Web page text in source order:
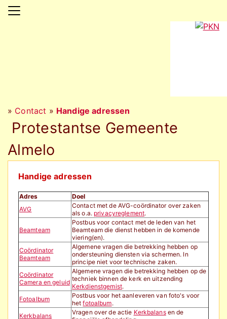
» Contact » Handige adressen
Protestantse Gemeente
Almelo
Handige adressen
Adres
Doel
AVG
Contact met de AVG-coördinator over zaken
als o.a. privacyreglement.
Beamteam
Postbus voor contact met de leden van het
Beamteam die dienst hebben in de komende
viering(en).
Coördinator
Beamteam
Algemene vragen die betrekking hebben op
ondersteuning diensten via schermen. In
principe niet voor technische zaken.
Coördinator
Camera en geluid
Algemene vragen die betrekking hebben op de
techniek binnen de kerk en uitzending
Kerkdienstgemist.
Fotoalbum
Postbus voor het aanleveren van foto's voor
hetfotoalbum.
Kerkbalans
Vragen over de actie Kerkbalansen de